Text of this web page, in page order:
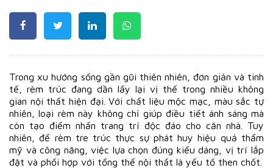
Trong xu hướng sống gần gũi thiên nhiên, đơn giản và tinh
tế, rèm trúc đang dần lấy lại vị thế trong nhiều không
gian nội thất hiện đại. Với chất liệu mộc mạc, màu sắc tự
nhiên, loại rèm này không chỉ giúp điều tiết ánh sáng mà
còn tạo điểm nhấn trang trí độc đáo cho căn nhà. Tuy
nhiên, để rèm tre trúc thực sự phát huy hiệu quả thẩm
mỹ và công năng, việc lựa chọn đúng kiểu dáng, vị trí lắp
đặt và phối hợp với tổng thể nội thất là yếu tố then chốt.